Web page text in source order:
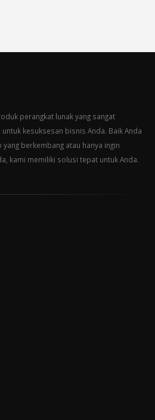
perangkat lunak yang sangat
kesuksesan bisnis Anda. Baik Anda
berkembang atau hanya ingin
kami memiliki solusi tepat untuk Anda.